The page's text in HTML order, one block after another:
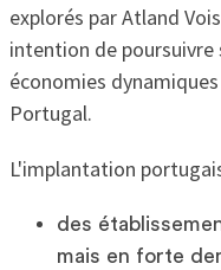
explorés par Atland
intention de poursuivre
économies
Portugal.
L'implantation
des
mais en forte